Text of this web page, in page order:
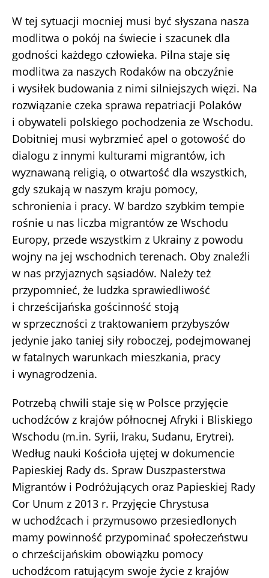
W tej sytuacji mocniej musi być słyszana nasza
modlitwa o pokój na świecie i szacunek dla
godności każdego człowieka. Pilna staje się
modlitwa za naszych Rodaków na obczyźnie
i wysiłek budowania z nimi silniejszych więzi. Na
rozwiązanie czeka sprawa repatriacji Polaków
i obywateli polskiego pochodzenia ze Wschodu.
Dobitniej musi wybrzmieć apel o gotowość do
dialogu z innymi kulturami migrantów, ich
wyznawaną religią, o otwartość dla wszystkich,
gdy szukają w naszym kraju pomocy,
schronienia i pracy. W bardzo szybkim tempie
rośnie u nas liczba migrantów ze Wschodu
Europy, przede wszystkim z Ukrainy z powodu
wojny na jej wschodnich terenach. Oby znaleźli
w nas przyjaznych sąsiadów. Należy też
przypomnieć, że ludzka sprawiedliwość
i chrześcijańska gościnność stoją
w sprzeczności z traktowaniem przybyszów
jedynie jako taniej siły roboczej, podejmowanej
w fatalnych warunkach mieszkania, pracy
i wynagrodzenia.
Potrzebą chwili staje się w Polsce przyjęcie
uchodźców z krajów północnej Afryki i Bliskiego
Wschodu (m.in. Syrii, Iraku, Sudanu, Erytrei).
Według nauki Kościoła ujętej w dokumencie
Papieskiej Rady ds. Spraw Duszpasterstwa
Migrantów i Podróżujących oraz Papieskiej Rady
Cor Unum z 2013 r. Przyjęcie Chrystusa
w uchodźcach i przymusowo przesiedlonych
mamy powinność przypominać społeczeństwu
o chrześcijańskim obowiązku pomocy
uchodźcom ratującym swoje życie z krajów